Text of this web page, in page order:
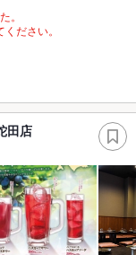
。
ださい。
田店